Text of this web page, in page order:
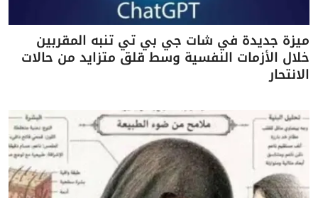
ميزة جديدة في شات جي بي تي تنبه المقربين
خلال الأزمات النفسية وسط قلق متزايد من حالات
الانتحار